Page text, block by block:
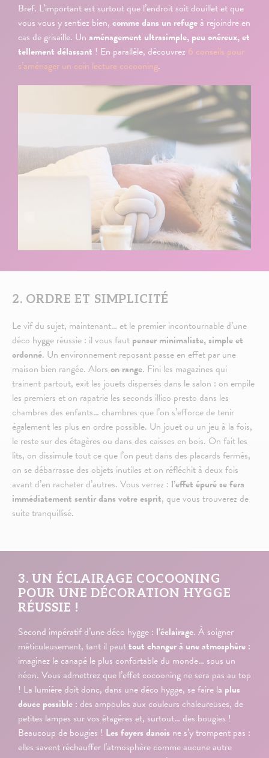
Bref. L’important est surtout que l’endroit soit douillet et que
vous vous y sentiez bien, comme dans un refuge à rejoindre en
cas de grisaille. Un aménagement ultrasimple, peu onéreux, et
tellement délassant ! En parallèle, découvrez 6 conseils pour
s’aménager un coin lecture cocooning.
2. ORDRE ET SIMPLICITÉ
Le vif du sujet, maintenant… et le premier incontournable d’une
déco hygge réussie : il vous faut penser minimaliste, simple et
ordonné. Un environnement reposant passe en effet par une
maison bien rangée. Alors on range. Fini les magazines qui
trainent partout, exit les jouets dispersés dans le salon : on empile
les premiers et on rapatrie les seconds illico presto dans les
chambres des enfants… chambres que l’on s’efforce de tenir
également les plus en ordre possible. Un jouet ou un jeu à la fois,
le reste sur des étagères ou dans des caisses en bois. On fait les
lits, on dissimule tout ce que l’on peut dans des placards fermés,
on se débarrasse des objets inutiles et on réfléchit à deux fois
avant d’en racheter d’autres. Vous verrez : l’effet épuré se fera
immédiatement sentir dans votre esprit, que vous trouverez de
suite tranquillisé.
3. UN ÉCLAIRAGE COCOONING
POUR UNE DÉCORATION HYGGE
RÉUSSIE !
Second impératif d’une déco hygge : l’éclairage. À soigner
méticuleusement, tant il peuttout changer à une atmosphère :
imaginez le canapé le plus confortable du monde… sous un
néon. Vous admettrez que l’effet cocooning ne sera pas au top
! La lumière doit donc, dans une déco hygge, se faire la plus
douce possible : des ampoules aux couleurs chaleureuses, de
petites lampes sur vos étagères et, surtout… des bougies !
Beaucoup de bougies ! Les foyers danois ne s’y trompent pas :
elles savent réchauffer l’atmosphère comme aucune autre